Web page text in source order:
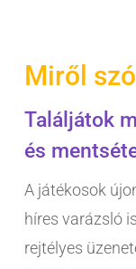
Miről
Találjátok
és
A játékosok
híres varázsló
rejtélyes